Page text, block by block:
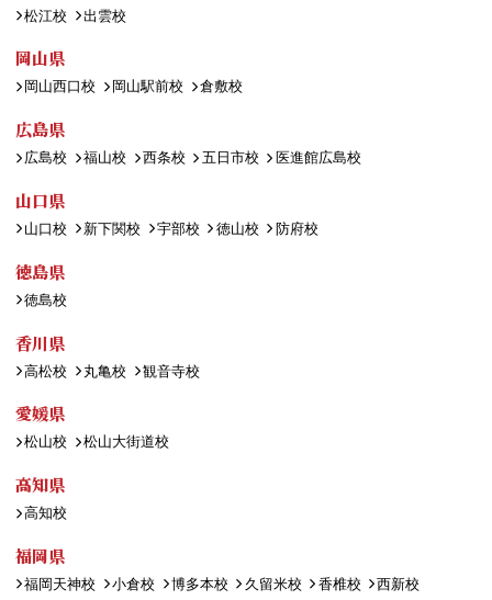
松江校 出雲校
岡山県
岡山西口校 岡山駅前校 倉敷校
広島県
広島校 福山校 西条校 五日市校 医進館広島校
山口県
山口校 新下関校 宇部校 徳山校 防府校
徳島県
徳島校
香川県
高松校 丸亀校 観音寺校
愛媛県
松山校 松山大街道校
高知県
高知校
福岡県
福岡天神校 小倉校 博多本校 久留米校 香椎校
西新校